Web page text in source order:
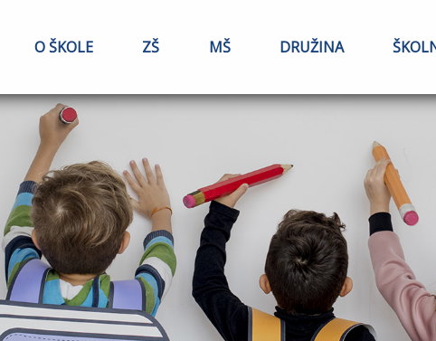
O ŠKOLE ZŠ MŠ DRUŽINA